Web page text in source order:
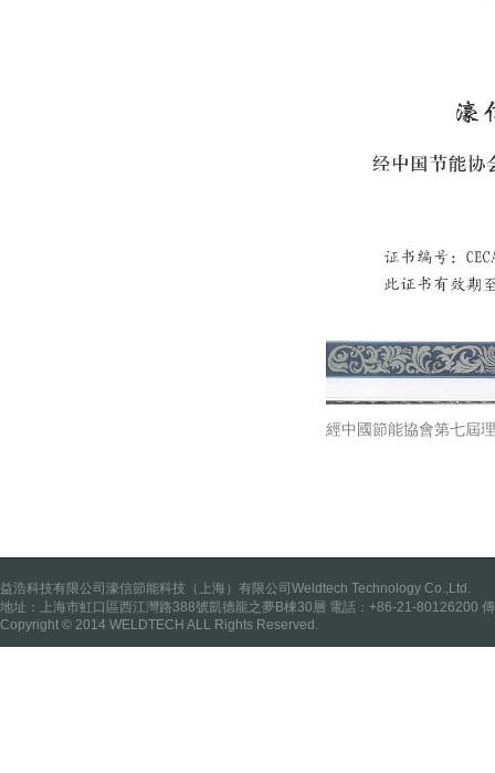
經中國節能協會第七屆
益浩科技有限公司濠信節能科技（上海）有限公司Weldtech Technology Co.,Ltd.
地址：上海市虹口區西江灣路388號凱德龍之夢B棟30層 電話：+86-21-80126200
Copyright © 2014 WELDTECH ALL Rights Reserved.